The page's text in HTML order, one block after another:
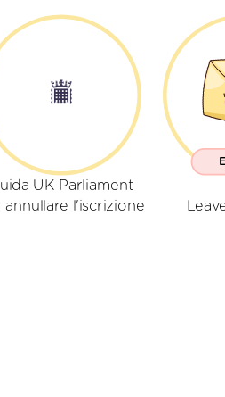
UK Parliament
annullare l'iscrizione